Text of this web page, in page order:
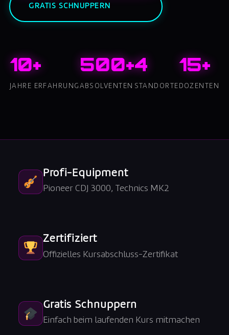
GRATIS SCHNUPPERN
10+
JAHRE ERFAHRUNG
500+
ABSOLVENTEN
4
STANDORTE
15+
DOZENTEN
Profi-Equipment
Pioneer CDJ 3000, Technics MK2
Zertifiziert
Offizielles Kursabschluss-Zertifikat
Gratis Schnuppern
Einfach beim laufenden Kurs mitmachen